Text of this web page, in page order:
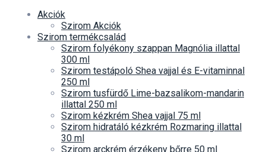
Akciók
Szirom Akciók
Szirom termékcsalád
Szirom folyékony szappan Magnólia illattal
300 ml
Szirom testápoló Shea vajjal és E-vitaminnal
250 ml
Szirom tusfürdő Lime-bazsalikom-mandarin
illattal 250 ml
Szirom kézkrém Shea vajjal 75 ml
Szirom hidratáló kézkrém Rozmaring illattal
30 ml
Szirom arckrém érzékeny bőrre 50 ml